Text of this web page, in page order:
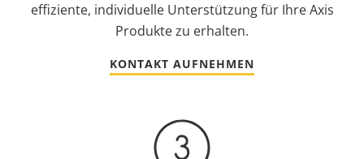
effiziente, individuelle Unterstützung für Ihre Axis
Produkte zu erhalten.
KONTAKT AUFNEHMEN